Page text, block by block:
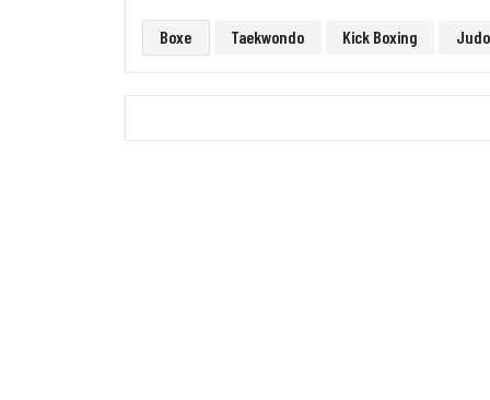
Boxe Taekwondo Kick Boxing Judo